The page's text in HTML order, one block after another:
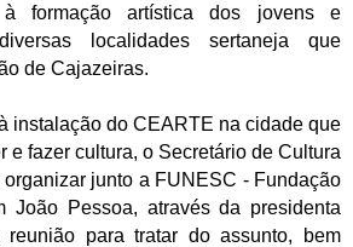
à formação artística dos jovens e
localidades sertaneja que
de Cajazeiras.
instalação do CEARTE na cidade que
e fazer cultura, o Secretário de Cultura
junto a FUNESC - Fundação
João Pessoa, através da presidenta
reunião para tratar do assunto, bem